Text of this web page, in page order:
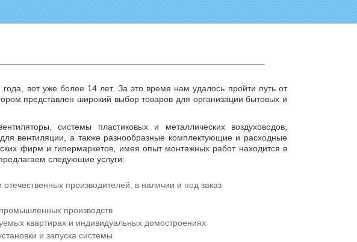
вот уже более 14 лет. За это время нам удалось пройти путь от
представлен широкий выбор товаров для организации бытовых и
системы пластиковых и металлических воздуховодов,
вентиляции, а также разнообразные комплектующие и расходные
фирм и гипермаркетов, имея опыт монтажных работ находится в
следующие услуги:
производителей, в наличии и под заказ
производств
квартирах и индивидуальных домостроениях
и запуска системы